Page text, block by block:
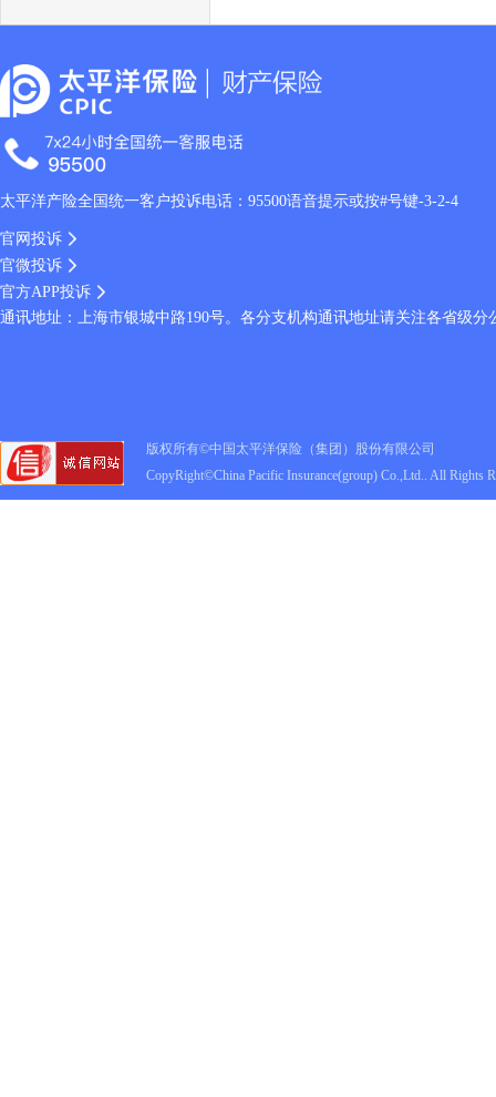
太平洋产险全国统一客户投诉电话：95500语音提示或按#号键-3-2-4
官网投诉
官微投诉
官方APP投诉
通讯地址：上海市银城中路190号。各分支机构通讯地址请关注各省级
版权所有©中国太平洋保险（集团）股份有限公司
CopyRight©China Pacific Insurance(group) Co.,Ltd.. All Rights